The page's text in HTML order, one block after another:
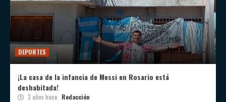
DEPORTES
¡La casa de la infancia de Messi en Rosario está
deshabitada!
3 años hace Redacción